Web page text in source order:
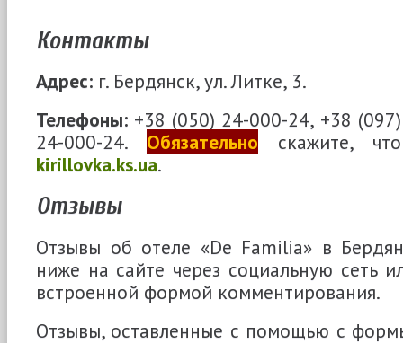
Контакты
Адрес: г. Бердянск, ул. Литке, 3.
Телефоны: +38 (050) 24-000-24, +38
24-000-24. Обязательно скажите,
kirillovka.ks.ua.
Отзывы
Отзывы об отеле «De Familia» в
ниже на сайте через социальную сеть
встроенной формой комментирования.
Отзывы, оставленные с помощью с